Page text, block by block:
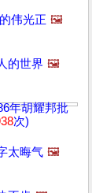
伟光正 🖼️
的世界 🖼️
年胡耀邦批
次)
太晦气 🖼️